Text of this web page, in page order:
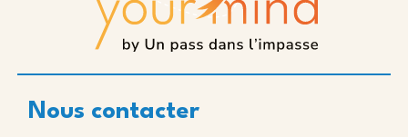
Nous contacter